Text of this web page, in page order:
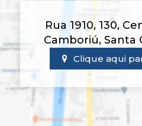
Rua 1910, 130,
Camboriú, Santa
Clique aqui